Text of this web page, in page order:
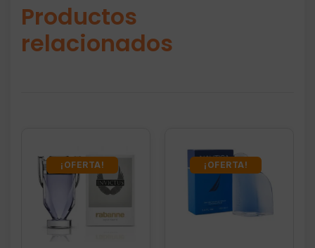
Productos
relacionados
¡OFERTA! ¡OFERTA!